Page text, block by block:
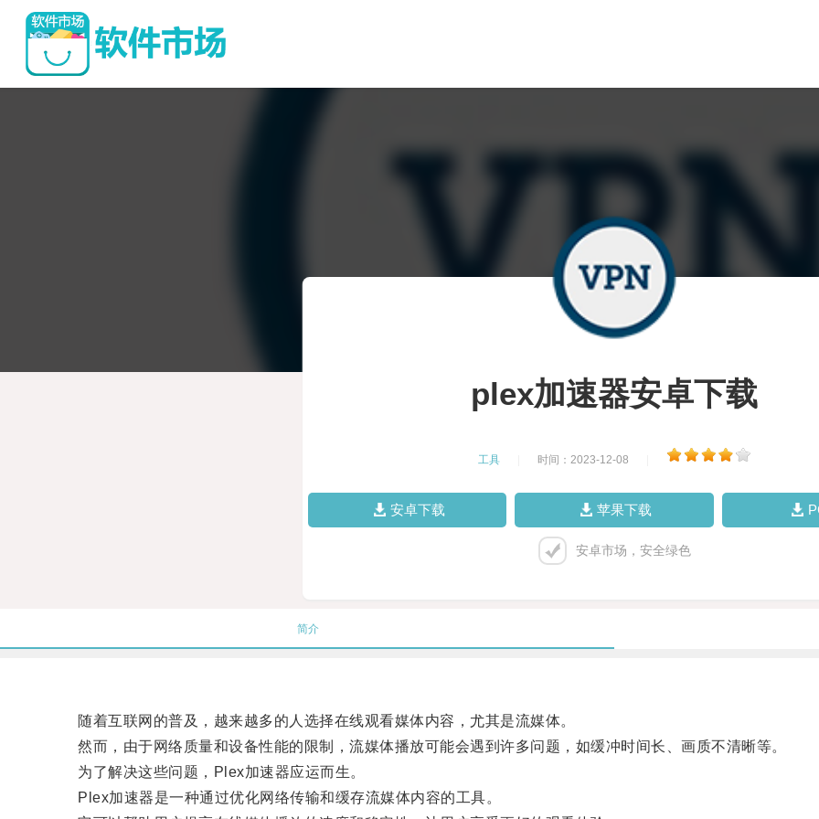
plex加速器安卓下载
工具 时间：2023-12-08
安卓下载 苹果下载
安卓市场，安全绿色
简介
随着互联网的普及，越来越多的人选择在线观看媒体内容，尤其是流媒体。
然而，由于网络质量和设备性能的限制，流媒体播放可能会遇到许多问题，如缓冲时间长、画质不清晰等。
为了解决这些问题，Plex加速器应运而生。
Plex加速器是一种通过优化网络传输和缓存流媒体内容的工具。